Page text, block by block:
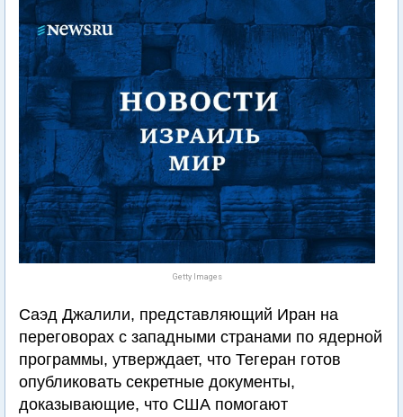
Getty Images
Саэд Джалили, представляющий Иран на
переговорах с западными странами по ядерной
программы, утверждает, что Тегеран готов
опубликовать секретные документы,
доказывающие, что США помогают